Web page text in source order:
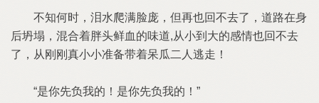
不知何时，泪水爬满脸庞，但再也回不去了，道路在身
后坍塌，混合着胖头鲜血的味道,从小到大的感情也回不去
了，从刚刚真小小准备带着呆瓜二人逃走！
“是你先负我的！是你先负我的！”